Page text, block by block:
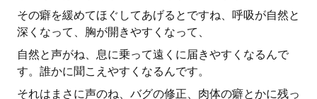
その癖を緩めてほぐしてあげるとですね、呼吸が自然と
深くなって、胸が開きやすくなって、
自然と声がね、息に乗って遠くに届きやすくなるんで
す。誰かに聞こえやすくなるんです。
それはまさに声のね、バグの修正、肉体の癖とかに残っ